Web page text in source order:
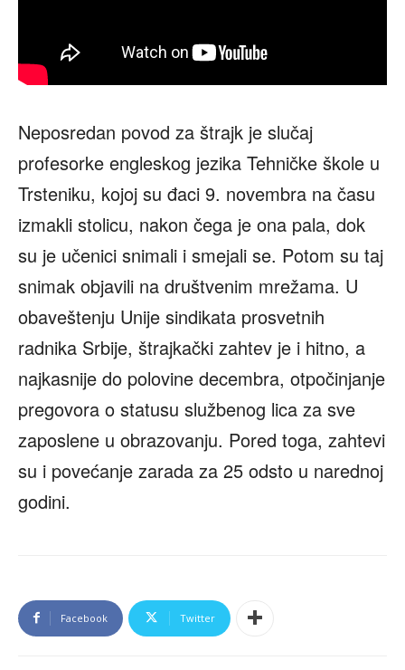
Neposredan povod za štrajk je slučaj
profesorke engleskog jezika Tehničke škole u
Trsteniku, kojoj su đaci 9. novembra na času
izmakli stolicu, nakon čega je ona pala, dok
su je učenici snimali i smejali se. Potom su taj
snimak objavili na društvenim mrežama. U
obaveštenju Unije sindikata prosvetnih
radnika Srbije, štrajkački zahtev je i hitno, a
najkasnije do polovine decembra, otpočinjanje
pregovora o statusu službenog lica za sve
zaposlene u obrazovanju. Pored toga, zahtevi
su i povećanje zarada za 25 odsto u narednoj
godini.
Facebook Twitter